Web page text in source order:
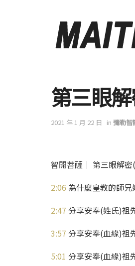
第三眼
2021 年 1 月 22 日 in 彌勒智
智開菩薩│ 第三眼解密
2:06 為什麼皇教的師
2:47 分享安奉(姓氏)祖
3:57 分享安奉(血緣)祖
5:01 分享安奉(血緣)祖